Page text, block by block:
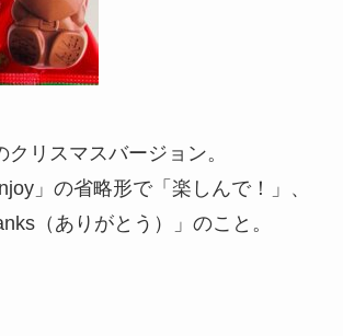
リスマスバージョン。
」の省略形で「楽しんで！」、
（ありがとう）」のこと。